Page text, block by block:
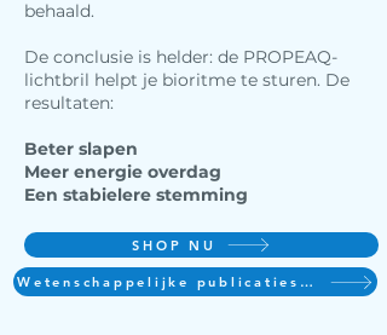
behaald.
De conclusie is helder: de PROPEAQ-
lichtbril helpt je bioritme te sturen. De
resultaten:
Beter slapen
Meer energie overdag
Een stabielere stemming
SHOP NU
Wetenschappelijke publicaties Toine Schoutens